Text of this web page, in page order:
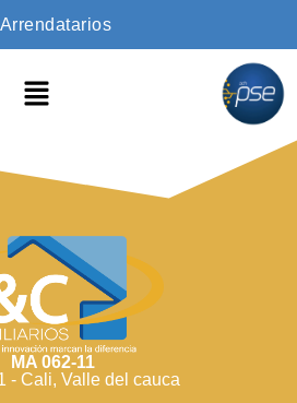
Arrendatarios
MA 062-11
- Cali, Valle del cauca